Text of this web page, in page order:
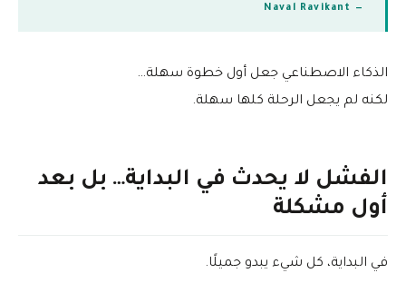
— Naval Ravikant
الذكاء الاصطناعي جعل أول خطوة سهلة…
لكنه لم يجعل الرحلة كلها سهلة.
الفشل لا يحدث في البداية… بل بعد
أول مشكلة
في البداية، كل شيء يبدو جميلًا.